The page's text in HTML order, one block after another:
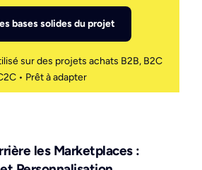
bases solides du projet
sur des projets achats B2B, B2C
• Prêt à adapter
les Marketplaces :